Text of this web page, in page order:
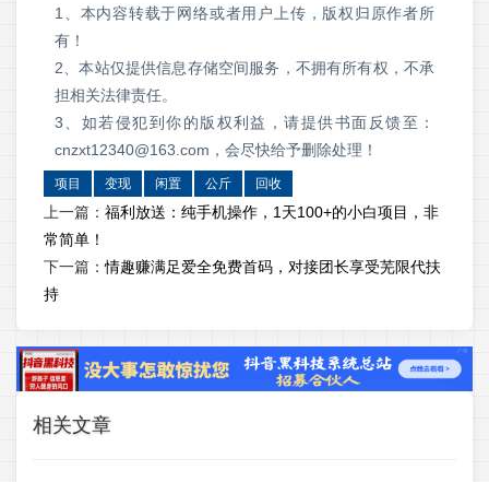
1、本内容转载于网络或者用户上传，版权归原作者所
有！
2、本站仅提供信息存储空间服务，不拥有所有权，不承
担相关法律责任。
3、如若侵犯到你的版权利益，请提供书面反馈至：
cnzxt12340@163.com，会尽快给予删除处理！
项目 变现 闲置 公斤 回收
上一篇： 福利放送：纯手机操作，1天100+的小白项目，非
常简单！
下一篇：情趣赚满足爱全免费首码，对接团长享受芜限代扶
持
相关文章